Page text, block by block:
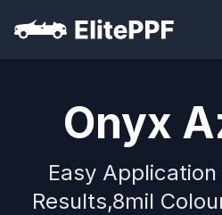
Onyx
Easy
Results,8mil